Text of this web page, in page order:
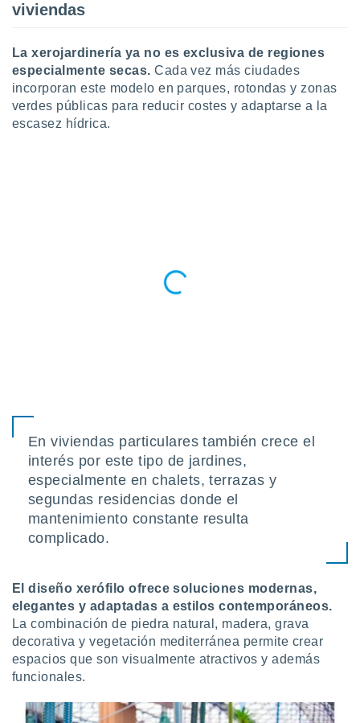
viviendas
La xerojardinería ya no es exclusiva de regiones
especialmente secas.Cada vez más ciudades
incorporan este modelo en parques, rotondas y zonas
verdes públicas para reducir costes y adaptarse a la
escasez hídrica.
En viviendas particulares también crece el
interés por este tipo de jardines,
especialmente en chalets, terrazas y
segundas residencias donde el
mantenimiento constante resulta
complicado.
El diseño xerófilo ofrece soluciones modernas,
elegantes y adaptadas a estilos contemporáneos.
La combinación de piedra natural, madera, grava
decorativa y vegetación mediterránea permite crear
espacios que son visualmente atractivos y además
funcionales.